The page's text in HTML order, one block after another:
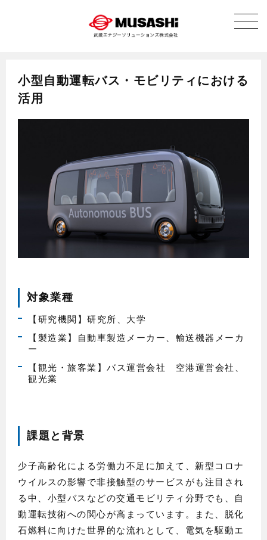
小型自動運転バス・モビリティにおける
活用
対象業種
【研究機関】研究所、大学
【製造業】自動車製造メーカー、輸送機器メーカ
ー
【観光・旅客業】バス運営会社 空港運営会社、
観光業
課題と背景
少子高齢化による労働力不足に加えて、新型コロナ
ウイルスの影響で非接触型のサービスがも注目され
る中、小型バスなどの交通モビリティ分野でも、自
動運転技術への関心が高まっています。また、脱化
石燃料に向けた世界的な流れとして、電気を駆動エ